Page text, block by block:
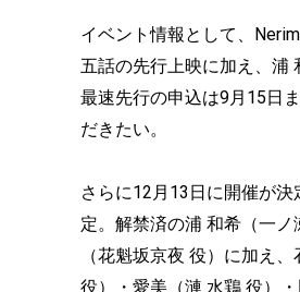
イベント情報として、
五話の先行上映に加え、浦
最速先行の申込は9月15日
だきたい。
さらに12月13日に開催が
定。解禁済の浦 和希（一
（花魁坂京夜 役）に加え
役）・愛美（漣 水鶏 役）